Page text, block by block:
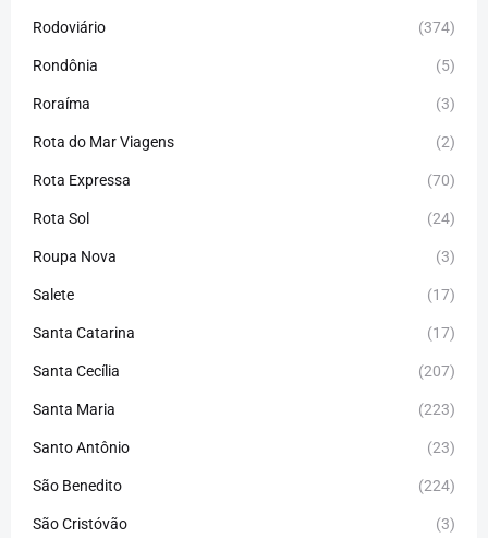
Rodoviário (374)
Rondônia (5)
Roraíma (3)
Rota do Mar Viagens (2)
Rota Expressa (70)
Rota Sol (24)
Roupa Nova (3)
Salete (17)
Santa Catarina (17)
Santa Cecília (207)
Santa Maria (223)
Santo Antônio (23)
São Benedito (224)
São Cristóvão (3)